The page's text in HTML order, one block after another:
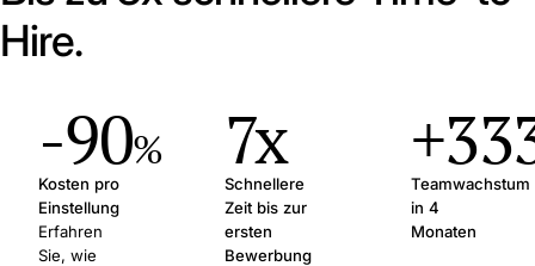
Hire.
-90%
Kosten pro
Einstellung
Erfahren
Sie, wie
7x
Schnellere
Zeit bis zur
ersten
Bewerbung
Teamwachstum
in 4
Monaten